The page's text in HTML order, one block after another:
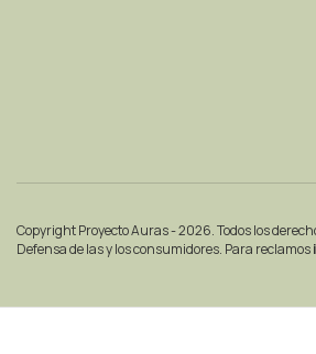
Copyright Proyecto Auras - 2026. Todos los
Defensa de las y los consumidores. Para reclamos